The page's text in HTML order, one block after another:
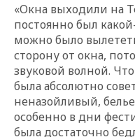
«Окна выходили на
постоянно был
можно было
сторону от окна,
звуковой волной.
была абсолютно
неназойливый,
особенно в дни
была достаточно